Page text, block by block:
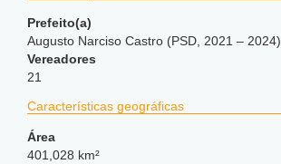
Prefeito(a)
Augusto Narciso Castro (PSD, 2021 – 2024)
Vereadores
21
Características geográficas
Área
401,028 km²